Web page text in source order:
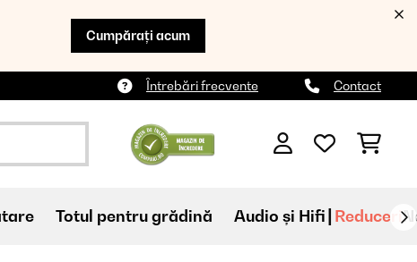
Cumpărați acum
Întrebări frecvente Contact
Totul pentru grădină Audio și Hifi Reduceri